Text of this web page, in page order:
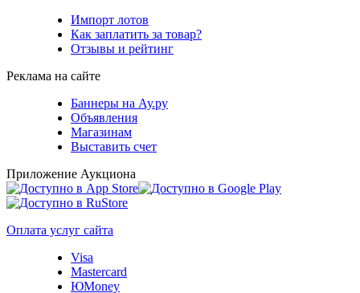
Импорт лотов
Как заплатить за товар?
Отзывы и рейтинг
Реклама на сайте
Баннеры на Ау.ру
Объявления
Магазинам
Выставить счет
Приложение Аукциона
Оплата услуг сайта
Visa
Mastercard
ЮMoney